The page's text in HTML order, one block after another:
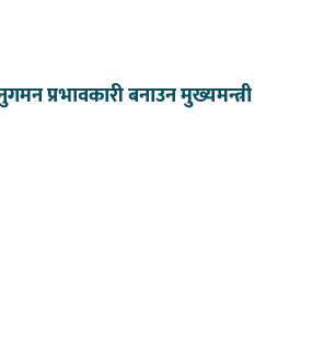
प्रभावकारी बनाउन मुख्यमन्त्री